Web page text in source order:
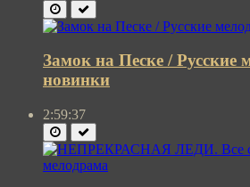
Замок на Песке / Русские
новинки
2:59:37